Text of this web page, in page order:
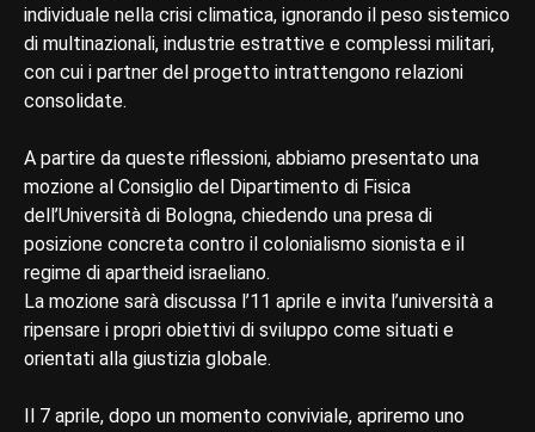
individuale nella crisi climatica, ignorando il peso sistemico
di multinazionali, industrie estrattive e complessi militari,
con cui i partner del progetto intrattengono relazioni
consolidate.
A partire da queste riflessioni, abbiamo presentato una
mozione al Consiglio del Dipartimento di Fisica
dell’Università di Bologna, chiedendo una presa di
posizione concreta contro il colonialismo sionista e il
regime di apartheid israeliano.
La mozione sarà discussa l’11 aprile e invita l’università a
ripensare i propri obiettivi di sviluppo come situati e
orientati alla giustizia globale.
Il 7 aprile, dopo un momento conviviale, apriremo uno